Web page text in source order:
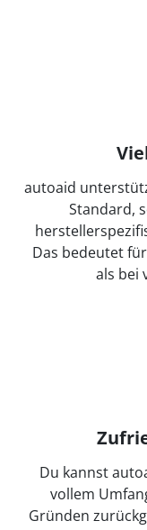
autoaid
Standard,
Das bedeutet
als bei
Du kannst
vollem
Gründen